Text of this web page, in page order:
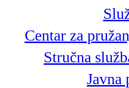
Centar za
Stručna
Javna